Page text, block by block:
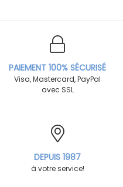
PAIEMENT 100% SÉCURISÉ
Visa, Mastercard, PayPal
avec SSL
DEPUIS 1987
à votre service!